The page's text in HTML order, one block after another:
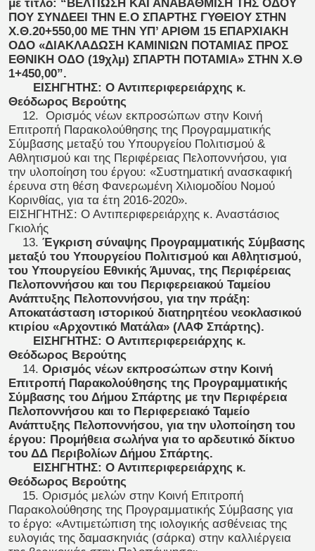
με τίτλο: “BEΛΤΙΩΣΗ ΚΑΙ ΑΝΑΒΑΘΜΙΣΗ ΤΗΣ ΟΔΟΥ
ΠΟΥ ΣΥΝΔΕΕΙ ΤΗΝ Ε.Ο ΣΠΑΡΤΗΣ ΓΥΘΕΙΟΥ ΣΤΗΝ
Χ.Θ.20+550,00 ΜΕ ΤΗΝ ΥΠ’ ΑΡΙΘΜ 15 ΕΠΑΡΧΙΑΚΗ
ΟΔΟ «ΔΙΑΚΛΑΔΩΣΗ ΚΑΜΙΝΙΩΝ ΠΟΤΑΜΙΑΣ ΠΡΟΣ
ΕΘΝΙΚΗ ΟΔΟ (19χλμ) ΣΠΑΡΤΗ ΠΟΤΑΜΙΑ» ΣΤΗΝ Χ.Θ
1+450,00”.
ΕΙΣΗΓΗΤΗΣ: Ο Αντιπεριφερειάρχης κ.
Θεόδωρος Βερούτης
12. Ορισμός νέων εκπροσώπων στην Κοινή
Επιτροπή Παρακολούθησης της Προγραμματικής
Σύμβασης μεταξύ του Υπουργείου Πολιτισμού &
Αθλητισμού και της Περιφέρειας Πελοποννήσου, για
την υλοποίηση του έργου: «Συστηματική ανασκαφική
έρευνα στη θέση Φανερωμένη Χιλιομοδίου Νομού
Κορινθίας, για τα έτη 2016-2020».
ΕΙΣΗΓΗΤΗΣ: Ο Αντιπεριφερειάρχης κ. Αναστάσιος
Γκιολής
13. Έγκριση σύναψης Προγραμματικής Σύμβασης
μεταξύ του Υπουργείου Πολιτισμού και Αθλητισμού,
του Υπουργείου Εθνικής Άμυνας, της Περιφέρειας
Πελοποννήσου και του Περιφερειακού Ταμείου
Ανάπτυξης Πελοποννήσου, για την πράξη:
Αποκατάσταση ιστορικού διατηρητέου νεοκλασικού
κτιρίου «Αρχοντικό Ματάλα» (ΛΑΦ Σπάρτης).
ΕΙΣΗΓΗΤΗΣ: Ο Αντιπεριφερειάρχης κ.
Θεόδωρος Βερούτης
14. Ορισμός νέων εκπροσώπων στην Κοινή
Επιτροπή Παρακολούθησης της Προγραμματικής
Σύμβασης του Δήμου Σπάρτης με την Περιφέρεια
Πελοποννήσου και το Περιφερειακό Ταμείο
Ανάπτυξης Πελοποννήσου, για την υλοποίηση του
έργου: Προμήθεια σωλήνα για το αρδευτικό δίκτυο
του ΔΔ Περιβολίων Δήμου Σπάρτης.
ΕΙΣΗΓΗΤΗΣ: Ο Αντιπεριφερειάρχης κ.
Θεόδωρος Βερούτης
15. Ορισμός μελών στην Κοινή Επιτροπή
Παρακολούθησης της Προγραμματικής Σύμβασης για
το έργο: «Αντιμετώπιση της ιολογικής ασθένειας της
ευλογιάς της δαμασκηνιάς (σάρκα) στην καλλιέργεια